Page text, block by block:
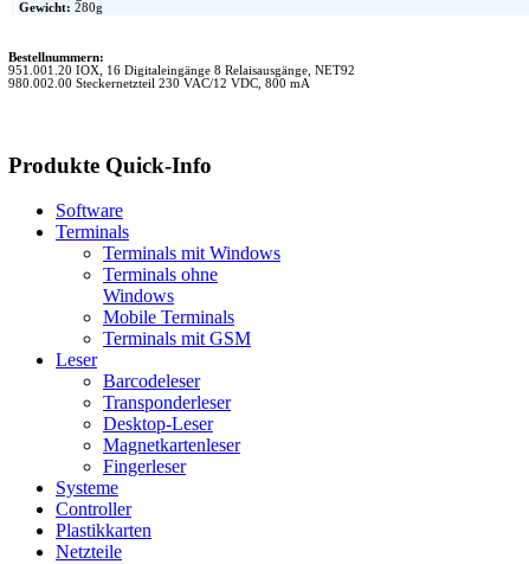
Gewicht: 280g
Bestellnummern:
951.001.20 IOX, 16 Digitaleingänge 8 Relaisausgänge, NET92
980.002.00 Steckernetzteil 230 VAC/12 VDC, 800 mA
Produkte Quick-Info
Software
Terminals
Terminals mit Windows
Terminals ohne
Windows
Mobile Terminals
Terminals mit GSM
Leser
Barcodeleser
Transponderleser
Desktop-Leser
Magnetkartenleser
Fingerleser
Systeme
Controller
Plastikkarten
Netzteile